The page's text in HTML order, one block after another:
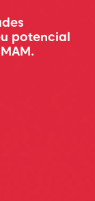
potencial